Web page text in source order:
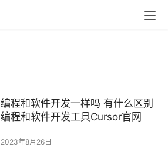
编程和软件开发一样吗 有什么区别
编程和软件开发工具Cursor官网
2023年8月26日